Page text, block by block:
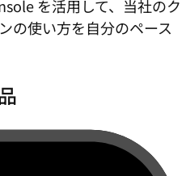
を活用して、当社のク
の使い方を自分のペース